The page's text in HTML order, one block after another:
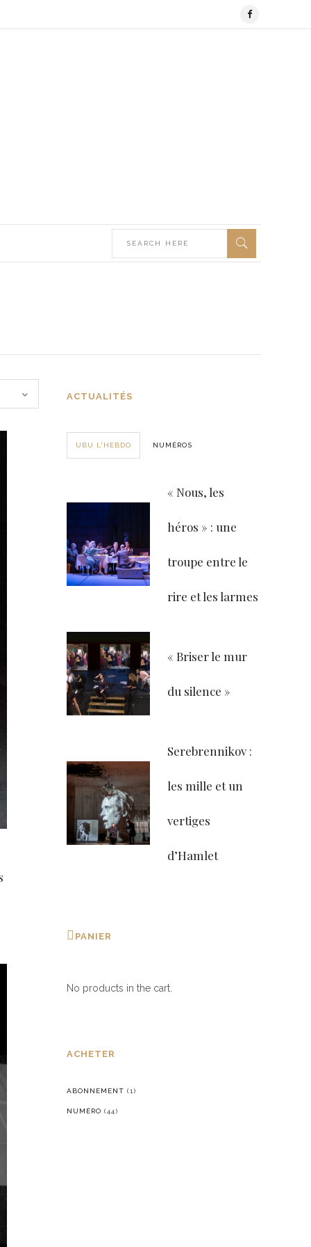
ACTUALITÉS
UBU L'HEBDO NUMÉROS
« Nous, les
héros » : une
troupe entre le
rire et les larmes
« Briser le mur
du silence »
Serebrennikov :
les mille et un
vertiges
d’Hamlet
PANIER
No products in the cart.
ACHETER
ABONNEMENT (1)
NUMÉRO (44)